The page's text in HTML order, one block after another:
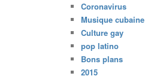
Coronavirus
Musique cubaine
Culture gay
pop latino
Bons plans
2015